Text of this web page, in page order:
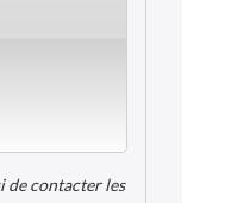
de contacter les